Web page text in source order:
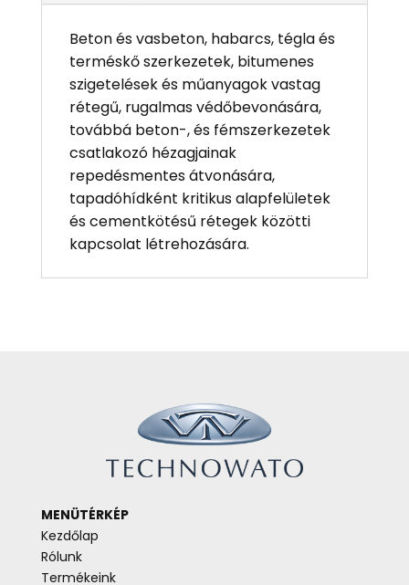
Beton és vasbeton, habarcs, tégla és
terméskő szerkezetek, bitumenes
szigetelések és műanyagok vastag
rétegű, rugalmas védőbevonására,
továbbá beton-, és fémszerkezetek
csatlakozó hézagjainak
repedésmentes átvonására,
tapadóhídként kritikus alapfelületek
és cementkötésű rétegek közötti
kapcsolat létrehozására.
MENÜTÉRKÉP
Kezdőlap
Rólunk
Termékeink